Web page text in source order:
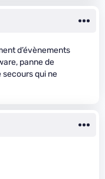
d’évènements
panne de
secours qui ne